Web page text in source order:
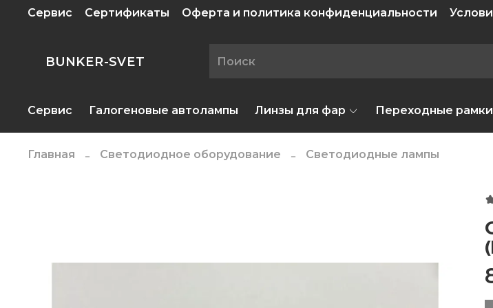
Сервис Сертификаты Оферта и политика конфиденциальности
BUNKER-SVET
Сервис Галогеновые автолампы Линзы для фар Переходные рамки
Главная Светодиодное оборудование Светодиодные лампы